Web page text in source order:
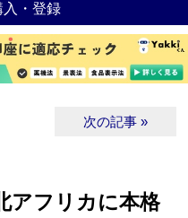
入・登録
次の記事 »
アフリカに本格